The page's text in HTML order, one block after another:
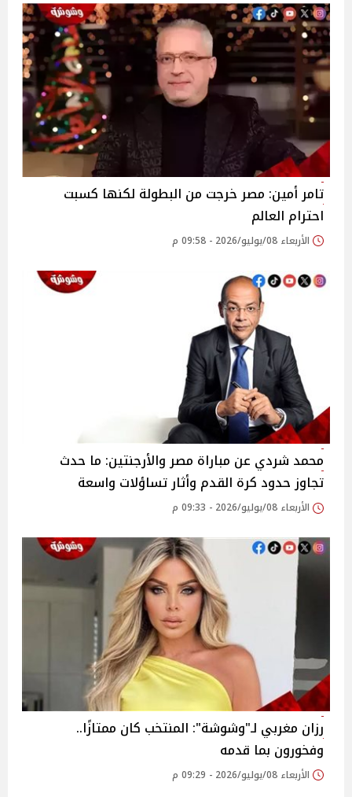
تامر أمين: مصر خرجت من البطولة لكنها كسبت
احترام العالم
الأربعاء 08/يوليو/2026 - 09:58 م
محمد شردي عن مباراة مصر والأرجنتين: ما حدث
تجاوز حدود كرة القدم وأثار تساؤلات واسعة
الأربعاء 08/يوليو/2026 - 09:33 م
رزان مغربي لـ"وشوشة": المنتخب كان ممتازًا..
وفخورون بما قدمه
الأربعاء 08/يوليو/2026 - 09:29 م